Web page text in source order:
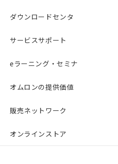
ダウンロードセンタ
サービスサポート
eラーニング・セミナ
オムロンの提供価値
販売ネットワーク
オンラインストア